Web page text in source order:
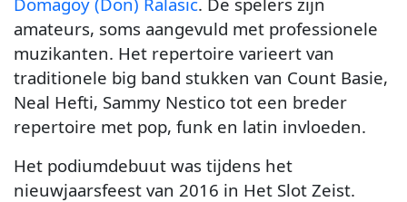
amateurs, soms aangevuld met professionele
muzikanten. Het repertoire varieert van
traditionele big band stukken van Count Basie,
Neal Hefti, Sammy Nestico tot een breder
repertoire met pop, funk en latin invloeden.
Het podiumdebuut was tijdens het
nieuwjaarsfeest van 2016 in Het Slot Zeist.